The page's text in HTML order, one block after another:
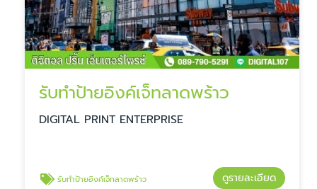
รับทำป้ายอิงค์เจ็ทลาดพร้าว
DIGITAL PRINT ENTERPRISE
รับทำป้ายอิงค์เจ็ทลาดพร้าว ดูรายละเอียด